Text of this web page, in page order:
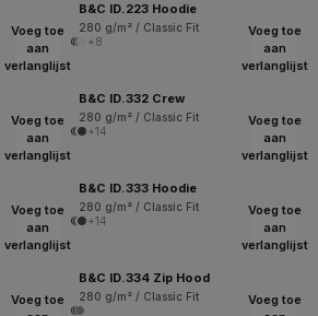
B&C ID.223 Hoodie
280 g/m² / Classic Fit
+8
Voeg toe
aan
verlanglijst
Voeg toe
aan
verlanglijst
B&C ID.332 Crew
280 g/m² / Classic Fit
+14
Voeg toe
aan
verlanglijst
Voeg toe
aan
verlanglijst
B&C ID.333 Hoodie
280 g/m² / Classic Fit
+14
Voeg toe
aan
verlanglijst
Voeg toe
aan
verlanglijst
B&C ID.334 Zip Hood
280 g/m² / Classic Fit
Voeg toe
Voeg toe